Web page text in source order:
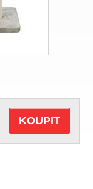
KOUPIT